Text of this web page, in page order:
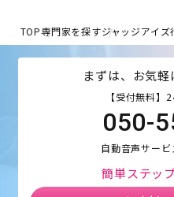
TOP専門家を探すジャッジアイ
まずは、お気
【受付無料】
050-
自動音声サー
簡単ステッ